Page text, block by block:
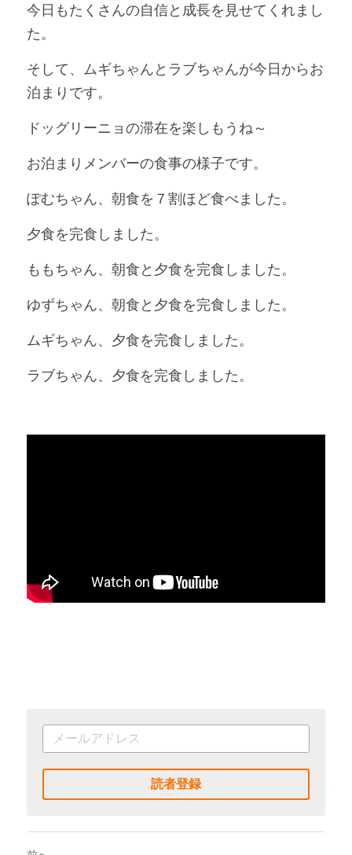
今日もたくさんの自信と成長を見せてくれまし
た。
そして、ムギちゃんとラブちゃんが今日からお
泊まりです。
ドッグリーニョの滞在を楽しもうね～
お泊まりメンバーの食事の様子です。
ぽむちゃん、朝食を７割ほど食べました。
夕食を完食しました。
ももちゃん、朝食と夕食を完食しました。
ゆずちゃん、朝食と夕食を完食しました。
ムギちゃん、夕食を完食しました。
ラブちゃん、夕食を完食しました。
読者登録